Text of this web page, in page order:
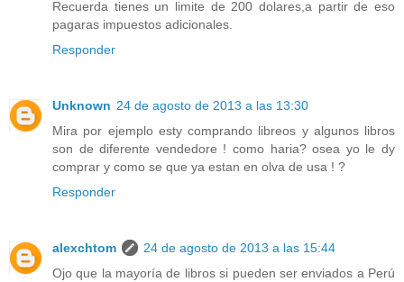
Recuerda tienes un limite de 200 dolares,a partir de eso
pagaras impuestos adicionales.
Responder
Unknown 24 de agosto de 2013 a las 13:30
Mira por ejemplo esty comprando libreos y algunos libros
son de diferente vendedore ! como haria? osea yo le dy
comprar y como se que ya estan en olva de usa ! ?
Responder
alexchtom
24 de agosto de 2013 a las 15:44
Ojo que la mayoría de libros si pueden ser enviados a Perú